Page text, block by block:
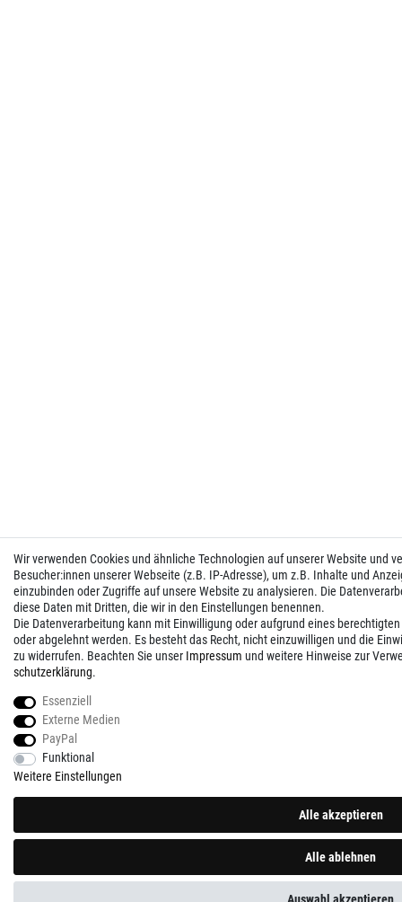
Wir verwenden Cookies und ähnliche Technologien auf unserer Website und
Besucher:innen unserer Webseite (z.B. IP-Adresse), um z.B. Inhalte und
einzubinden oder Zugriffe auf unsere Website zu analysieren. Die
diese Daten mit Dritten, die wir in den Einstellungen benennen.
Die Datenverarbeitung kann mit Einwilligung oder aufgrund eines
oder abgelehnt werden. Es besteht das Recht, nicht einzuwilligen und die
zu widerrufen. Beachten Sie unser Impressum und weitere Hinweise zur
schutz­erklärung.
Essenziell
Externe Medien
PayPal
Funktional
Weitere Einstellungen
Alle akzeptieren
Alle ablehnen
Auswahl akzeptieren